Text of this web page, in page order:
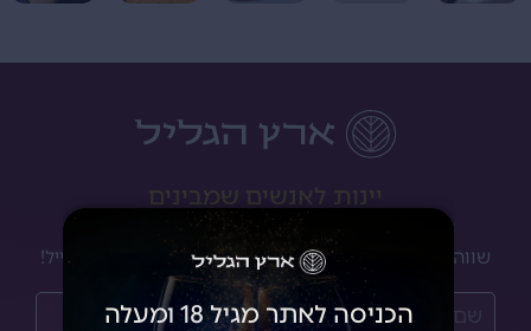
יינות לאנשים שמבינים
שווה להרשם לניוזלטר שלנו ולקבל מבצעים והנחות למייל!
הכניסה לאתר מגיל 18 ומעלה